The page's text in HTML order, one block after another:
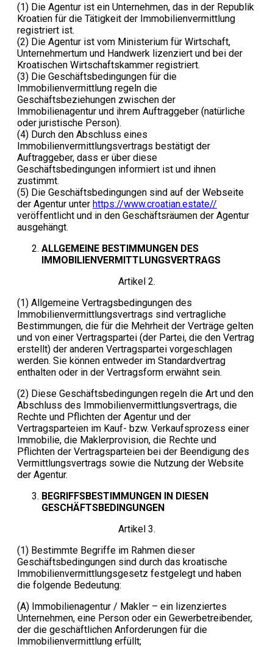
(1) Die Agentur ist ein Unternehmen, das in der Republik
Kroatien für die Tätigkeit der Immobilienvermittlung
registriert ist.
(2) Die Agentur ist vom Ministerium für Wirtschaft,
Unternehmertum und Handwerk lizenziert und bei der
Kroatischen Wirtschaftskammer registriert.
(3) Die Geschäftsbedingungen für die
Immobilienvermittlung regeln die
Geschäftsbeziehungen zwischen der
Immobilienagentur und ihrem Auftraggeber (natürliche
oder juristische Person).
(4) Durch den Abschluss eines
Immobilienvermittlungsvertrags bestätigt der
Auftraggeber, dass er über diese
Geschäftsbedingungen informiert ist und ihnen
zustimmt.
(5) Die Geschäftsbedingungen sind auf der Webseite
der Agentur unter https://www.croatian.estate//
veröffentlicht und in den Geschäftsräumen der Agentur
ausgehängt.
ALLGEMEINE BESTIMMUNGEN DES
IMMOBILIENVERMITTLUNGSVERTRAGS
Artikel 2.
(1) Allgemeine Vertragsbedingungen des
Immobilienvermittlungsvertrags sind vertragliche
Bestimmungen, die für die Mehrheit der Verträge gelten
und von einer Vertragspartei (der Partei, die den Vertrag
erstellt) der anderen Vertragspartei vorgeschlagen
werden. Sie können entweder im Standardvertrag
enthalten oder in der Vertragsform erwähnt sein.
(2) Diese Geschäftsbedingungen regeln die Art und den
Abschluss des Immobilienvermittlungsvertrags, die
Rechte und Pflichten der Agentur und der
Vertragsparteien im Kauf- bzw. Verkaufsprozess einer
Immobilie, die Maklerprovision, die Rechte und
Pflichten der Vertragsparteien bei der Beendigung des
Vermittlungsvertrags sowie die Nutzung der Website
der Agentur.
BEGRIFFSBESTIMMUNGEN IN DIESEN
GESCHÄFTSBEDINGUNGEN
Artikel 3.
(1) Bestimmte Begriffe im Rahmen dieser
Geschäftsbedingungen sind durch das kroatische
Immobilienvermittlungsgesetz festgelegt und haben
die folgende Bedeutung:
(A) Immobilienagentur / Makler – ein lizenziertes
Unternehmen, eine Person oder ein Gewerbetreibender,
der die geschäftlichen Anforderungen für die
Immobilienvermittlung erfüllt;